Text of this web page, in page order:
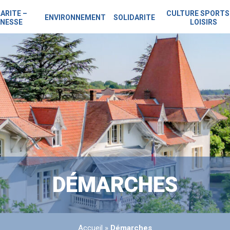
–
ENVIRONNEMENT SOLIDARITE
CULTURE
LOISIRS
DÉMARCHES
Accueil » Démarches